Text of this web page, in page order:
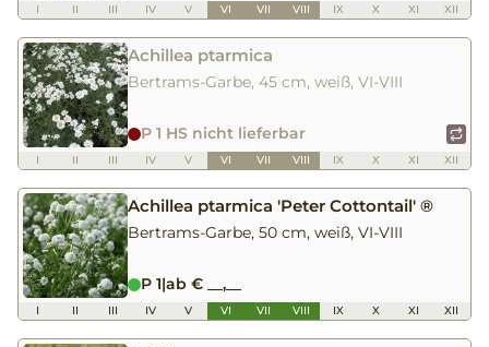
I II III IV V VI VII VIII IX X XI XII
Achillea ptarmica
Bertrams-Garbe, 45 cm, weiß, VI-VIII
P 1 HS nicht lieferbar
I II III IV V VI VII VIII IX X XI XII
Achillea ptarmica 'Peter Cottontail' ®
Bertrams-Garbe, 50 cm, weiß, VI-VIII
P 1|ab € __,__
I II III IV V VI VII VIII IX X XI XII